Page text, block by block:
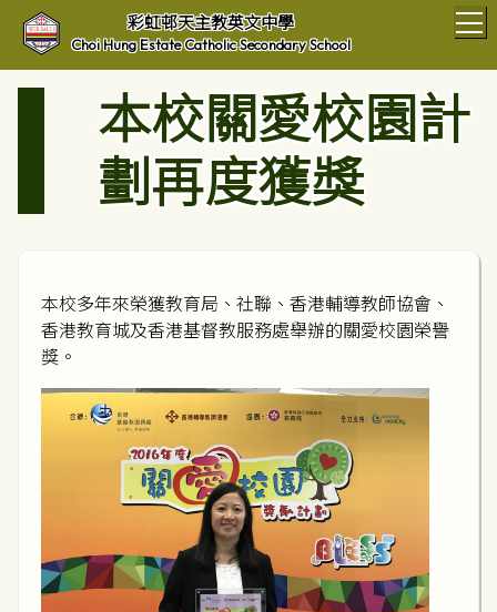
彩虹邨天主教英文中學
Choi Hung Estate Catholic Secondary School
本校關愛校園計
劃再度獲獎
本校多年來榮獲教育局、社聯、香港輔導教師協會、
香港教育城及香港基督教服務處舉辦的關愛校園榮譽
獎。